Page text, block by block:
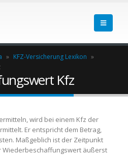
» KFZ-Versicherung Lexikon »
Kfz
wird bei einem Kfz der
Er entspricht dem Betrag,
Maßgeblich ist der Zeitpunkt
Wiederbeschaffungswert äußerst